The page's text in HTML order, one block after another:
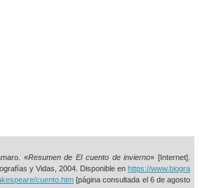
«Resumen de El cuento de invierno» [Internet].
y Vidas, 2004. Disponible en https://www.biogra
cuento.htm [página consultada el 6 de agosto